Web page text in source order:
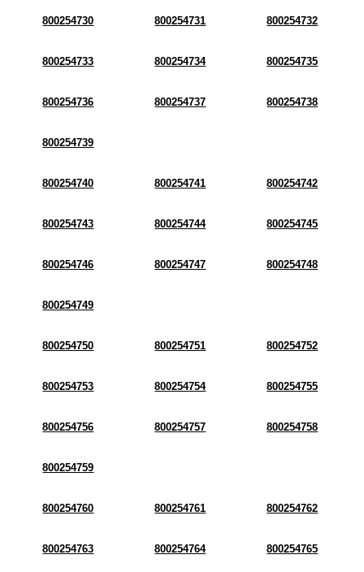
800254730 800254731 800254732
800254733 800254734 800254735
800254736 800254737 800254738
800254739
800254740 800254741 800254742
800254743 800254744 800254745
800254746 800254747 800254748
800254749
800254750 800254751 800254752
800254753 800254754 800254755
800254756 800254757 800254758
800254759
800254760 800254761 800254762
800254763 800254764 800254765